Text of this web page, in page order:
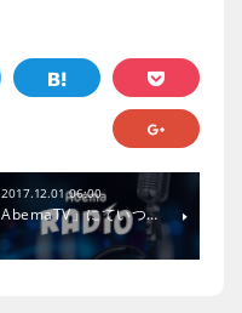
2017.12.01 06:00
AbemaTV」にていつ…